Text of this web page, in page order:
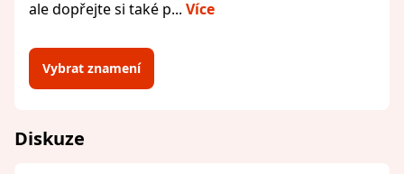
ale dopřejte si také p... Více
Vybrat znamení
Diskuze